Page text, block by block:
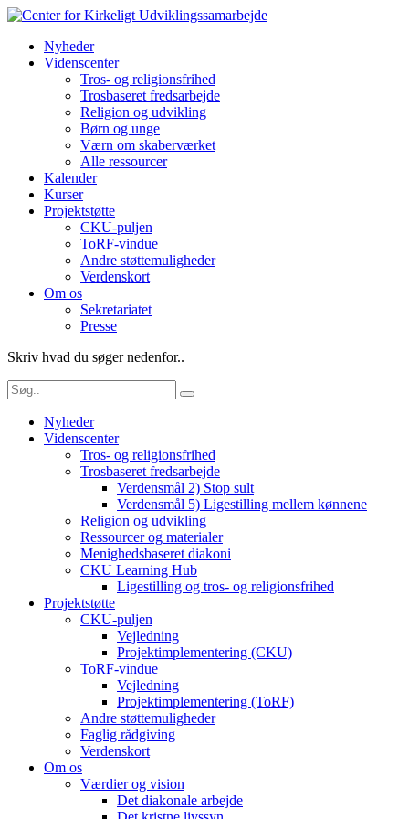
Nyheder
Videnscenter
Tros- og religionsfrihed
Trosbaseret fredsarbejde
Religion og udvikling
Børn og unge
Værn om skaberværket
Alle ressourcer
Kalender
Kurser
Projektstøtte
CKU-puljen
ToRF-vindue
Andre støttemuligheder
Verdenskort
Om os
Sekretariatet
Presse
Skriv hvad du søger nedenfor..
Nyheder
Videnscenter
Tros- og religionsfrihed
Trosbaseret fredsarbejde
Verdensmål 2) Stop sult
Verdensmål 5) Ligestilling mellem kønnene
Religion og udvikling
Ressourcer og materialer
Menighedsbaseret diakoni
CKU Learning Hub
Ligestilling og tros- og religionsfrihed
Projektstøtte
CKU-puljen
Vejledning
Projektimplementering (CKU)
ToRF-vindue
Vejledning
Projektimplementering (ToRF)
Andre støttemuligheder
Faglig rådgiving
Verdenskort
Om os
Værdier og vision
Det diakonale arbejde